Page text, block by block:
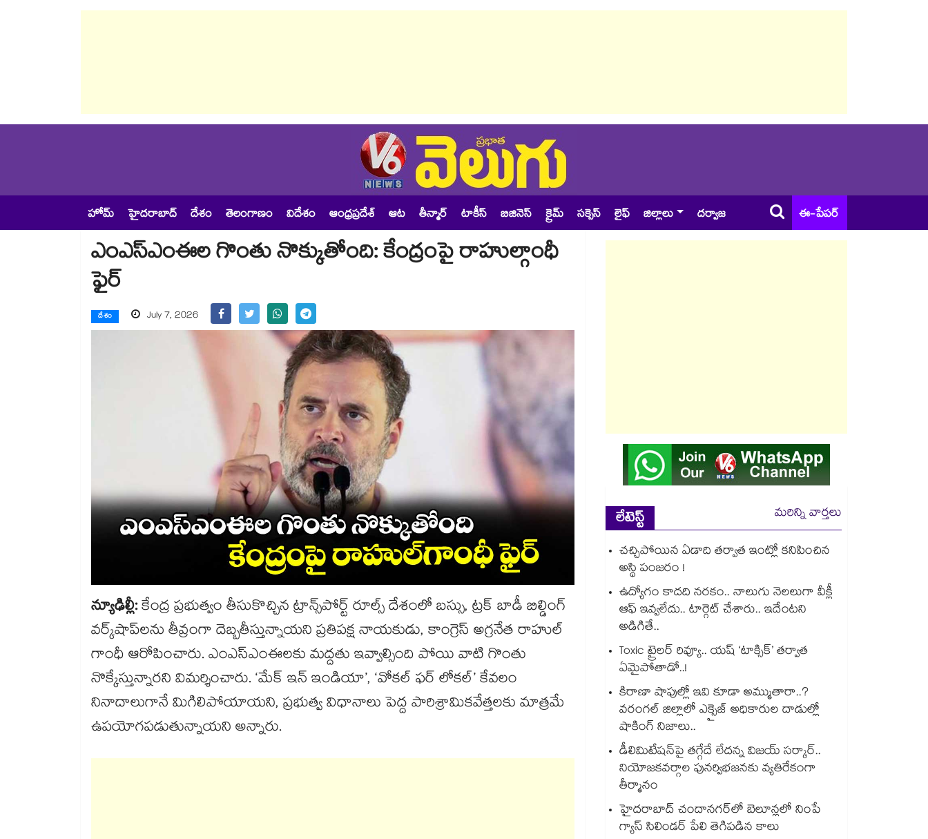
హోమ్ హైదరాబాద్ దేశం తెలంగాణం విదేశం ఆంధ్రప్రదేశ్ ఆట తీన్మార్ టాకీస్ బిజినెస్ క్రైమ్ సక్సెస్ లైఫ్ జిల్లాలు దర్వాజ ఈ-పేపర్
ఎంఎస్‌‌ఎంఈల గొంతు నొక్కుతోంది: కేంద్రంపై రాహుల్గాంధీ
ఫైర్
దేశం July 7, 2026
న్యూఢిల్లీ:కేంద్ర ప్రభుత్వం తీసుకొచ్చిన ట్రాన్స్‌‌పోర్ట్ రూల్స్ దేశంలో బస్సు, ట్రక్ బాడీ బిల్డింగ్
వర్క్‌‌షాప్‌‌లను తీవ్రంగా దెబ్బతీస్తున్నాయని ప్రతిపక్ష నాయకుడు, కాంగ్రెస్ అగ్రనేత రాహుల్
గాంధీ ఆరోపించారు. ఎంఎస్‌‌ఎంఈలకు మద్దతు ఇవ్వాల్సింది పోయి వాటి గొంతు
నొక్కేస్తున్నారని విమర్శించారు. ‘మేక్ ఇన్ ఇండియా’, ‘వోకల్ ఫర్ లోకల్’ కేవలం
నినాదాలుగానే మిగిలిపోయాయని, ప్రభుత్వ విధానాలు పెద్ద పారిశ్రామికవేత్తలకు మాత్రమే
ఉపయోగపడుతున్నాయని అన్నారు.
లేటెస్ట్
మరిన్ని వార్తలు
చచ్చిపోయిన ఏడాది తర్వాత ఇంట్లో కనిపించిన
అస్థి పంజరం !
ఉద్యోగం కాదది నరకం.. నాలుగు నెలలుగా వీక్లీ
ఆఫ్ ఇవ్వలేదు.. టార్గెట్ చేశారు.. ఇదేంటని
అడిగితే..
Toxic ట్రైలర్ రివ్యూ.. యష్ ‘టాక్సిక్’ తర్వాత
ఏమైపోతాడో..!
కిరాణా షాపుల్లో ఇవి కూడా అమ్ముతారా..?
వరంగల్ జిల్లాలో ఎక్సైజ్ అధికారుల దాడుల్లో
షాకింగ్ నిజాలు..
డీలిమిటేషన్‎పై తగ్గేదే లేదన్న విజయ్ సర్కార్..
నియోజకవర్గాల పునర్విభజనకు వ్యతిరేకంగా
తీర్మానం
హైదరాబాద్⁪ చందానగర్⁫లో బెలూన్లలో నింపే
గ్యాస్ సిలిండర్ పేలి తెగిపడిన కాలు